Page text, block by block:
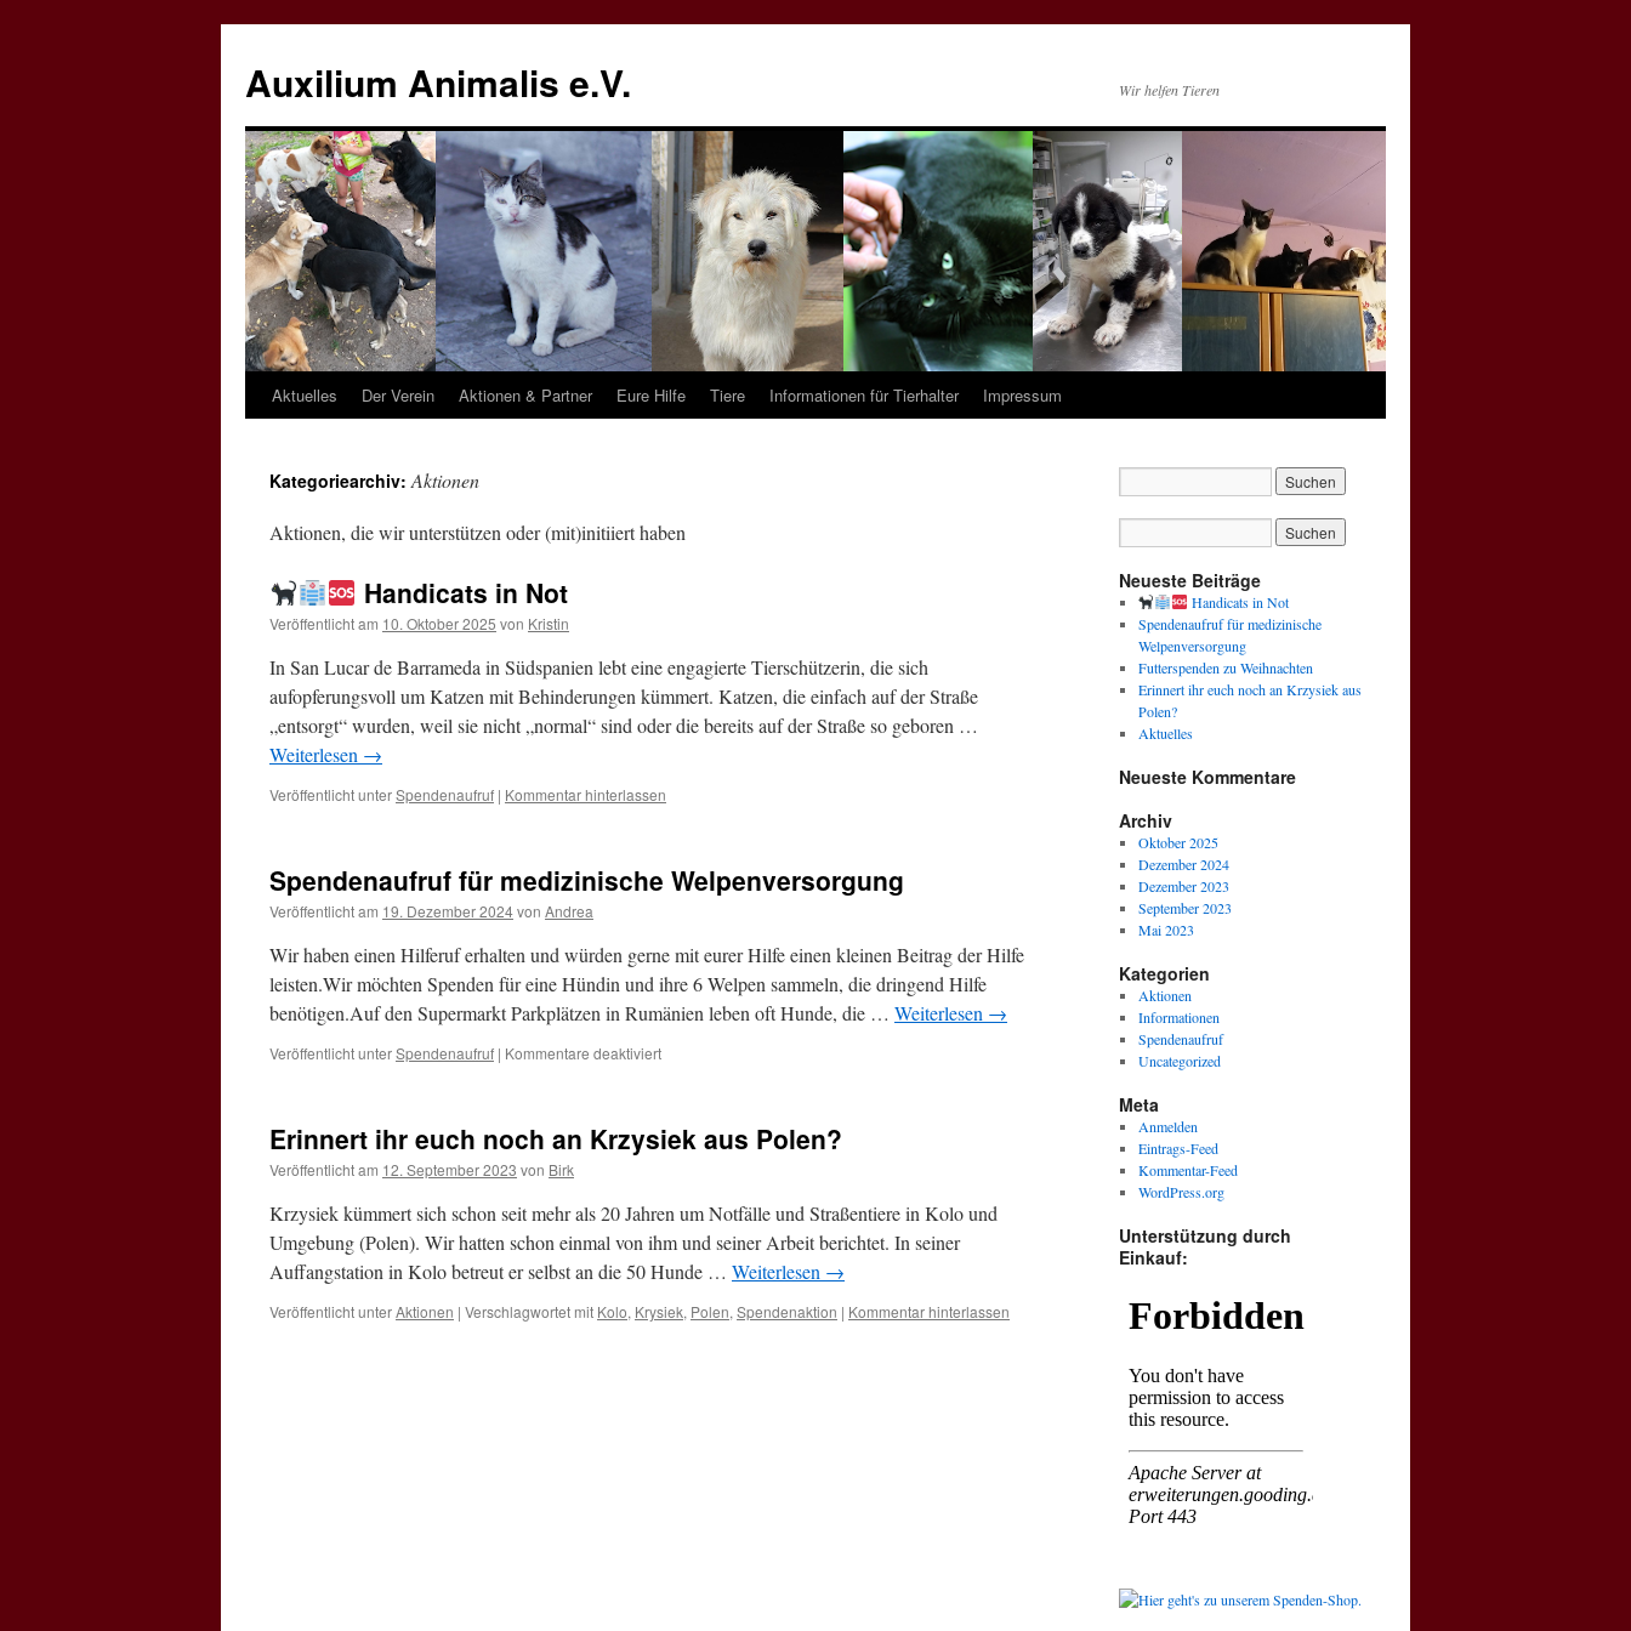
springen
Auxilium Animalis e.V. Wir helfen Tieren
Aktuelles Der Verein Aktionen & Partner Eure Hilfe Tiere Informationen für Tierhalter Impressum
Kategoriearchiv:Aktionen
Aktionen, die wir unterstützen oder (mit)initiiert haben
Handicats in Not
Veröffentlicht am 10. Oktober 2025 von Kristin
In San Lucar de Barrameda in Südspanien lebt eine engagierte Tierschützerin, die sich
aufopferungsvoll um Katzen mit Behinderungen kümmert. Katzen, die einfach auf der Straße
„entsorgt“ wurden, weil sie nicht „normal“ sind oder die bereits auf der Straße so geboren …
Weiterlesen →
Veröffentlicht unterSpendenaufruf | Kommentar hinterlassen
Spendenaufruf für medizinische Welpenversorgung
Veröffentlicht am 19. Dezember 2024von Andrea
Wir haben einen Hilferuf erhalten und würden gerne mit eurer Hilfe einen kleinen Beitrag der Hilfe
leisten.Wir möchten Spenden für eine Hündin und ihre 6 Welpen sammeln, die dringend Hilfe
benötigen.Auf den Supermarkt Parkplätzen in Rumänien leben oft Hunde, die … Weiterlesen →
Veröffentlicht unterSpendenaufruf | Kommentare deaktiviertfür
Welpenversorgung
Erinnert ihr euch noch an Krzysiek aus Polen?
Veröffentlicht am 12. September 2023 von Birk
Krzysiek kümmert sich schon seit mehr als 20 Jahren um Notfälle und Straßentiere in Kolo und
Umgebung (Polen). Wir hatten schon einmal von ihm und seiner Arbeit berichtet. In seiner
Auffangstation in Kolo betreut er selbst an die 50 Hunde … Weiterlesen →
Veröffentlicht unterAktionen | Verschlagwortet mit Kolo, Krysiek, Polen, Spendenaktion | Kommentar hinterlassen
Neueste Beiträge
Handicats in Not
Spendenaufruf für medizinische
Welpenversorgung
Futterspenden zu Weihnachten
Erinnert ihr euch noch an Krzysiek aus
Polen?
Aktuelles
Neueste Kommentare
Archiv
Oktober 2025
Dezember 2024
Dezember 2023
September 2023
Mai 2023
Kategorien
Aktionen
Informationen
Spendenaufruf
Uncategorized
Meta
Anmelden
Eintrags-Feed
Kommentar-Feed
WordPress.org
Unterstützung durch
Einkauf: